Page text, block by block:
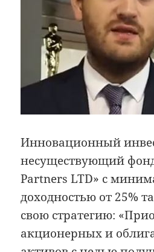
Инновационный
несуществующий
Partners LTD» с
доходностью от 25%
свою стратегию:
акционерных и